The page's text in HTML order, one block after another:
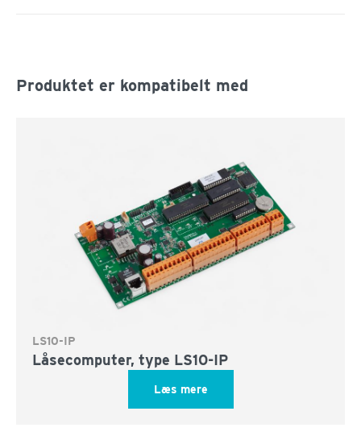
Produktet er kompatibelt med
LS10-IP
Låsecomputer, type LS10-IP
Læs mere